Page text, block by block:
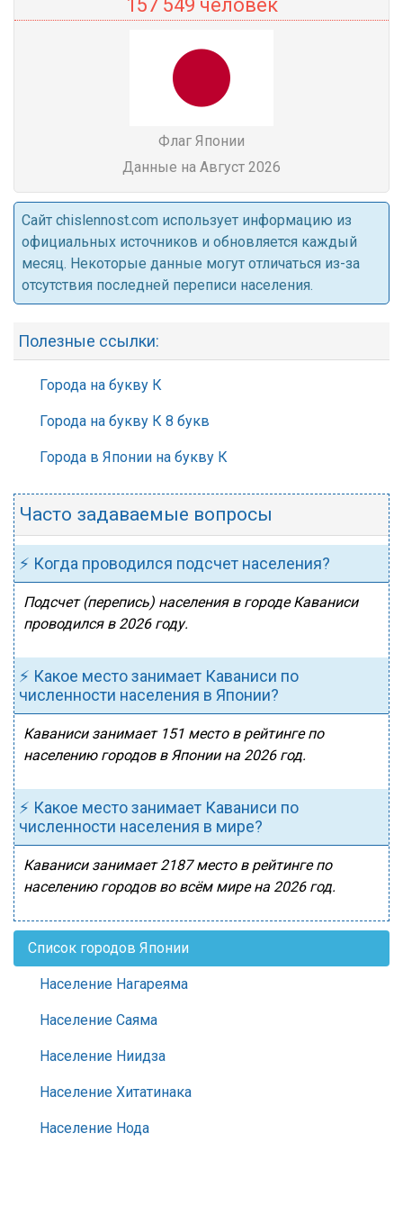
157 549 человек
Флаг Японии
Данные на Август 2026
Cайт chislennost.com использует информацию из
официальных источников и обновляется каждый
месяц. Некоторые данные могут отличаться из-за
отсутствия последней переписи населения.
Полезные ссылки:
Города на букву К
Города на букву К 8 букв
Города в Японии на букву К
Часто задаваемые вопросы
⚡ Когда проводился подсчет населения?
Подсчет (перепись) населения в городе Каваниси
проводился в 2026 году.
⚡ Какое место занимает Каваниси по
численности населения в Японии?
Каваниси занимает 151 место в рейтинге по
населению городов в Японии на 2026 год.
⚡ Какое место занимает Каваниси по
численности населения в мире?
Каваниси занимает 2187 место в рейтинге по
населению городов во всём мире на 2026 год.
Список городов Японии
Население Нагареяма
Население Саяма
Население Ниидза
Население Хитатинака
Население Нода